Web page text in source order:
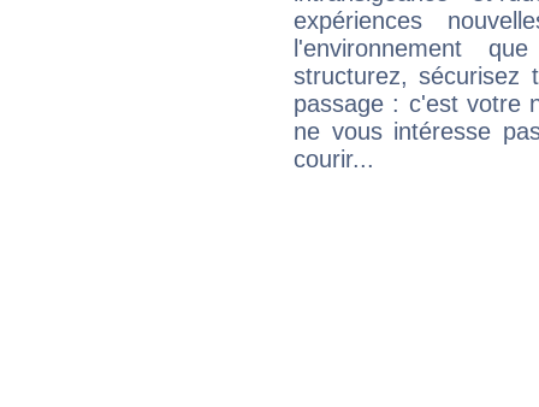
expériences
l'environnement
structurez, sécurisez
passage : c'est votre
ne vous intéresse
courir...